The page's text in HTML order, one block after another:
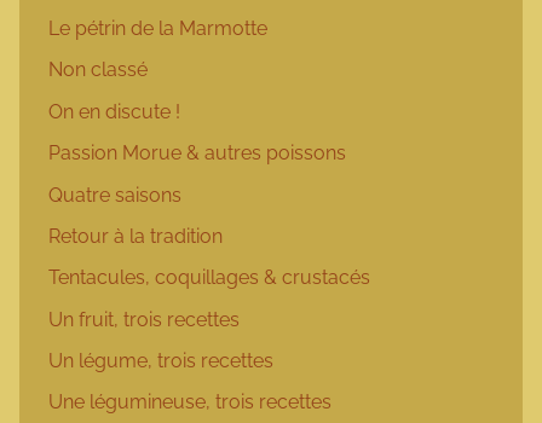
Le pétrin de la Marmotte
Non classé
On en discute !
Passion Morue & autres poissons
Quatre saisons
Retour à la tradition
Tentacules, coquillages & crustacés
Un fruit, trois recettes
Un légume, trois recettes
Une légumineuse, trois recettes